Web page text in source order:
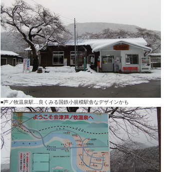
■芦ノ牧温泉駅…良くみる国鉄小規模駅舎なデザインかも